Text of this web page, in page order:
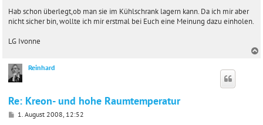
Hab schon überlegt,ob man sie im Kühlschrank lagern kann. Da ich mir aber
nicht sicher bin, wollte ich mir erstmal bei Euch eine Meinung dazu einholen.
LG Ivonne
Reinhard
Re: Kreon- und hohe Raumtemperatur
B1. August 2008, 12:52